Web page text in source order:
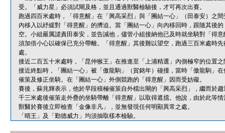
受。「威力星」必須試閘及格，並且通過獸醫檢驗後，才可再次出賽。
跑過四百米處時，「得意醒」在「興高采烈」與「團結一心」（田泰安）之
內移入以紓緩對「得意醒」的擠迫。當「團結一心」向內移回時，跟隨其後
空。小組嚴厲譴責田泰安，並告誡他，儘管小組接納他已及時就坐騎對「得
須加倍小心以確保已充分帶離。「得意醒」其後難以望空，跑過三百米處時
處。
接近二百五十米處時，「昆仲猴王」在推進至「上浦精選」內側極窄的位置
接近終點時，「團結一心」被「傲龍駒」（賀銘年）碰撞，當時「傲龍駒」
催策及修正坐騎。在「團結一心」外側競跑的「得意醒」因而受妨礙。
賽後，蘇兆輝表示，他於早段積極催策自外檔出閘的「興高采烈」，繼而於
千三米處後催策走外疊的坐騎帶離「得意醒」以取得遮擋。他說，由於此等
獸醫於賽後立即檢查「金像非凡」，並無發現任何明顯異常之處。
「晴王」及「勤德威力」均須抽取樣本檢驗。